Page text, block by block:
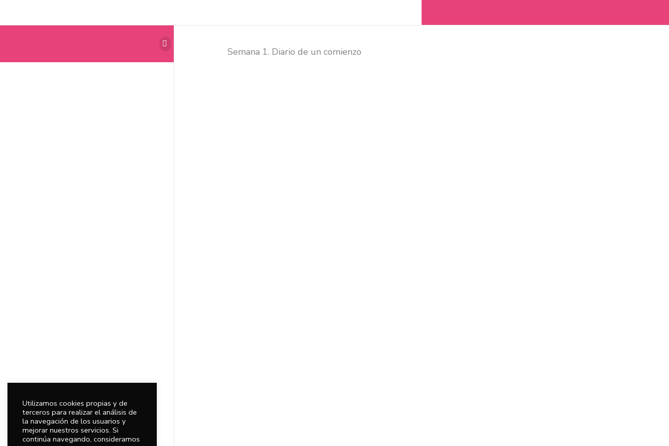
Semana 1. Diario de un comienzo
Utilizamos cookies propias y de
terceros para realizar el análisis de
la navegación de los usuarios y
mejorar nuestros servicios. Si
continúa navegando, consideramos